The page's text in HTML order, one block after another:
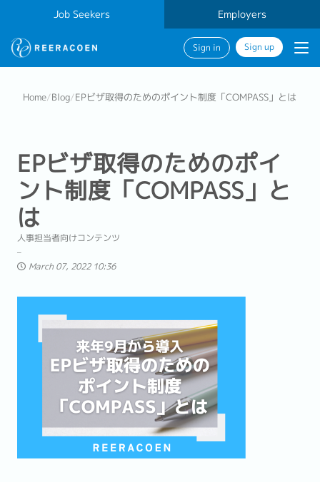
Job Seekers Employers
Sign in Sign up
Home/Blog/EPビザ取得のためのポイント制度「COMPASS」とは
EPビザ取得のためのポイ
ント制度「COMPASS」と
は
人事担当者向けコンテンツ
March 07, 2022 10:36